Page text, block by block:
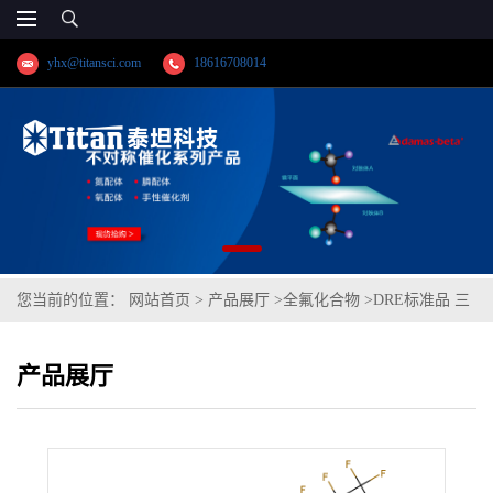
yhx@titansci.com 18616708014
您当前的位置： 网站首页 > 产品展厅 >全氟化合物 >DRE标准品 三
TriPAPS（泰坦现货供应）
产品展厅